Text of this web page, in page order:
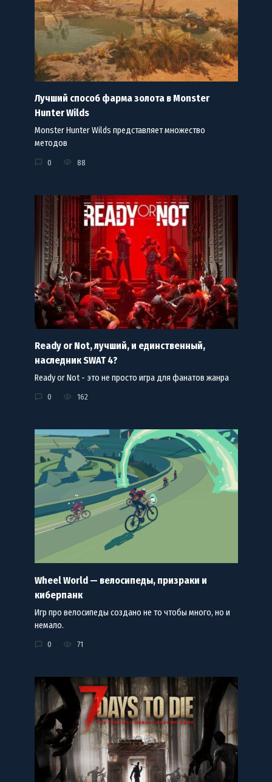
Лучший способ фарма золота в Monster
Hunter Wilds
Monster Hunter Wilds представляет множество
методов
0 88
Ready or Not, лучший, и единственный,
наследник SWAT 4?
Ready or Not - это не просто игра для фанатов жанра
0 162
Wheel World — велосипеды, призраки и
киберпанк
Игр про велосипеды создано не то чтобы много, но и
немало.
0 71